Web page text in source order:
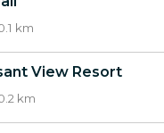
km
View Resort
km